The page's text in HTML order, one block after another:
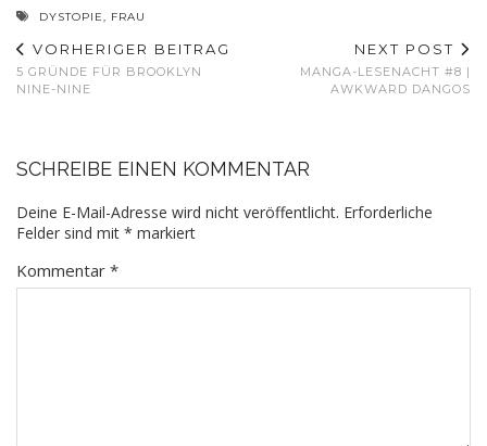
DYSTOPIE, FRAU
VORHERIGER BEITRAG
5 GRÜNDE FÜR BROOKLYN
NINE-NINE
NEXT POST
MANGA-LESENACHT #8 |
AWKWARD DANGOS
SCHREIBE EINEN KOMMENTAR
Deine E-Mail-Adresse wird nicht veröffentlicht. Erforderliche
Felder sind mit * markiert
Kommentar *